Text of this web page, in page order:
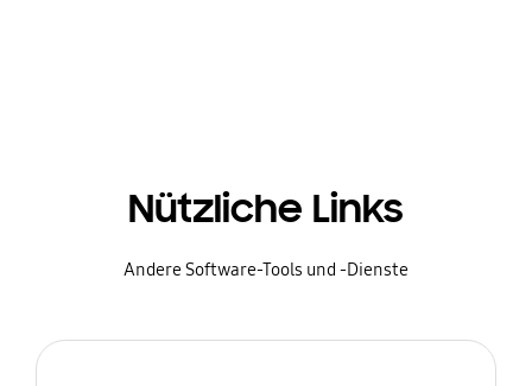
Nützliche Links
Andere Software-Tools und -Dienste